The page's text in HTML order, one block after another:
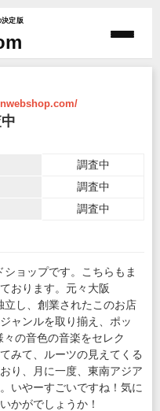
決定版
調査中
調査中
調査中
ョップです。こちらもま
おります。元々大阪
立し、創業されたこのお店
ャンルを取り揃え、ポッ
の音色の音楽をセレク
みて、ルーツの見えてくる
り、月に一度、東南アジア
いやーすごいですね！気に
かがでしょうか！